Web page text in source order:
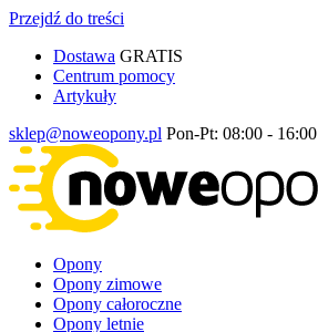
Przejdź do treści
Dostawa GRATIS
Centrum pomocy
Artykuły
sklep@noweopony.pl Pon-Pt: 08:00 - 16:00
Opony
Opony zimowe
Opony całoroczne
Opony letnie